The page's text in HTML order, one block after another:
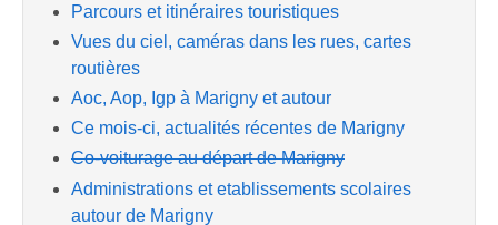
Parcours et itinéraires touristiques
Vues du ciel, caméras dans les rues, cartes
routières
Aoc, Aop, Igp à Marigny et autour
Ce mois-ci, actualités récentes de Marigny
Co-voiturage au départ de Marigny
Administrations et etablissements scolaires
autour de Marigny